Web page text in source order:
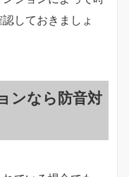
しておきましょ
ンなら防音対